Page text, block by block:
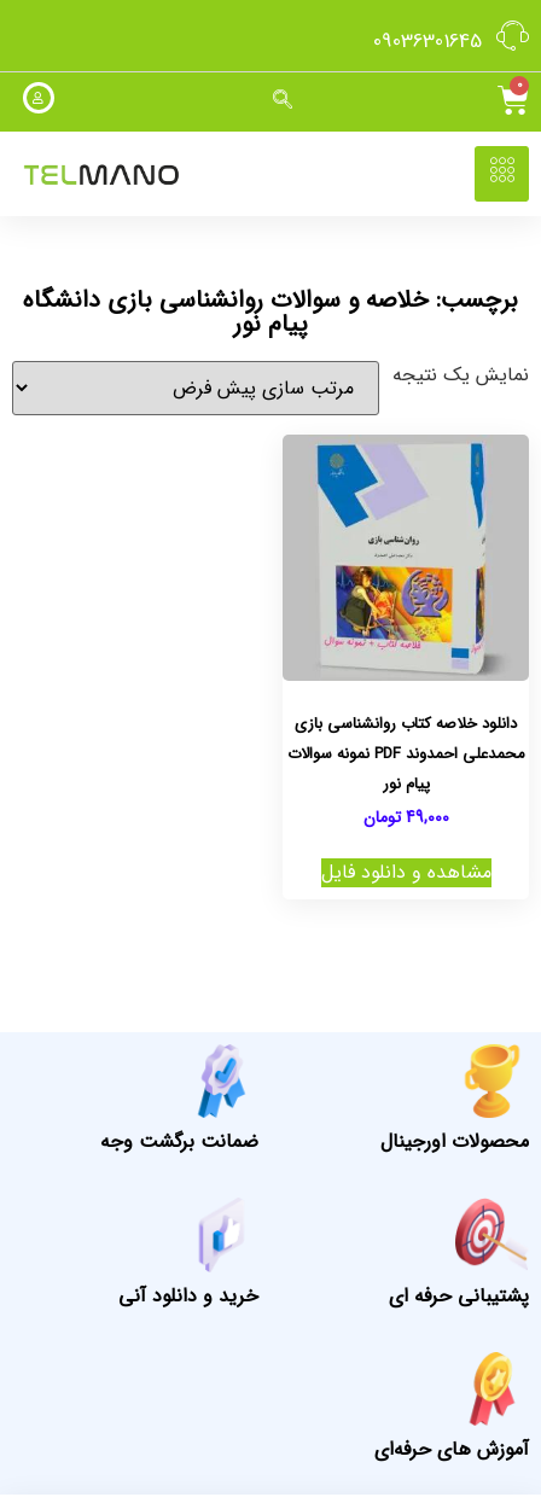
09036301645
0
برچسب: خلاصه و سوالات روانشناسی بازی دانشگاه
پیام نور
نمایش یک نتیجه
دانلود خلاصه کتاب روانشناسی بازی
محمدعلی احمدوند PDF نمونه سوالات
پیام نور
49,000 تومان
مشاهده و دانلود فایل
محصولات اورجینال ضمانت برگشت وجه
پشتیبانی حرفه ای خرید و دانلود آنی
آموزش های حرفه‌ای